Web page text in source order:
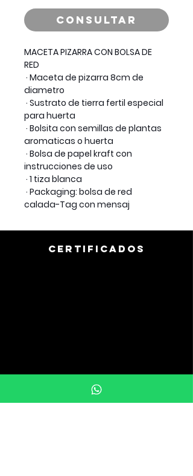
Consultar
MACETA PIZARRA CON BOLSA DE
RED
· Maceta de pizarra 8cm de
diametro
· Sustrato de tierra fertil especial
para huerta
· Bolsita con semillas de plantas
aromaticas o huerta
· Bolsa de papel kraft con
instrucciones de uso
· 1 tiza blanca
· Packaging: bolsa de red
calada-Tag con mensaj
CERTIFICADOS
info@uprintargentina.com.ar